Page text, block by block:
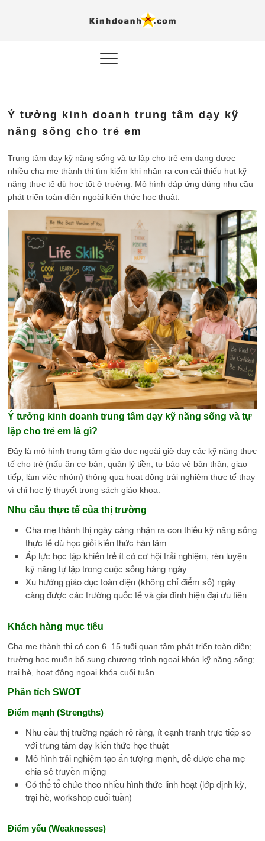
Ý tưởng kinh doanh trung tâm dạy kỹ
năng sống cho trẻ em
Trung tâm dạy kỹ năng sống và tự lập cho trẻ em đang được
nhiều cha mẹ thành thị tìm kiếm khi nhận ra con cái thiếu hụt kỹ
năng thực tế dù học tốt ở trường. Mô hình đáp ứng đúng nhu cầu
phát triển toàn diện ngoài kiến thức học thuật.
Ý tưởng kinh doanh trung tâm dạy kỹ năng sống và tự
lập cho trẻ em là gì?
Đây là mô hình trung tâm giáo dục ngoài giờ dạy các kỹ năng thực
tế cho trẻ (nấu ăn cơ bản, quản lý tiền, tự bảo vệ bản thân, giao
tiếp, làm việc nhóm) thông qua hoạt động trải nghiệm thực tế thay
vì chỉ học lý thuyết trong sách giáo khoa.
Nhu cầu thực tế của thị trường
Cha mẹ thành thị ngày càng nhận ra con thiếu kỹ năng sống
thực tế dù học giỏi kiến thức hàn lâm
Áp lực học tập khiến trẻ ít có cơ hội trải nghiệm, rèn luyện
kỹ năng tự lập trong cuộc sống hàng ngày
Xu hướng giáo dục toàn diện (không chỉ điểm số) ngày
càng được các trường quốc tế và gia đình hiện đại ưu tiên
Khách hàng mục tiêu
Cha mẹ thành thị có con 6–15 tuổi quan tâm phát triển toàn diện;
trường học muốn bổ sung chương trình ngoại khóa kỹ năng sống;
trại hè, hoạt động ngoại khóa cuối tuần.
Phân tích SWOT
Điểm mạnh (Strengths)
Nhu cầu thị trường ngách rõ ràng, ít cạnh tranh trực tiếp so
với trung tâm dạy kiến thức học thuật
Mô hình trải nghiệm tạo ấn tượng mạnh, dễ được cha mẹ
chia sẻ truyền miệng
Có thể tổ chức theo nhiều hình thức linh hoạt (lớp định kỳ,
trại hè, workshop cuối tuần)
Điểm yếu (Weaknesses)